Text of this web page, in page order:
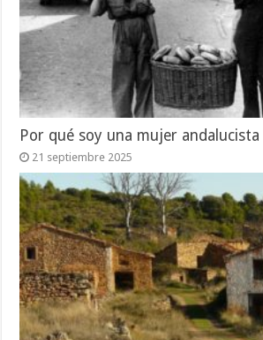
Por qué soy una mujer andalucista
21 septiembre 2025